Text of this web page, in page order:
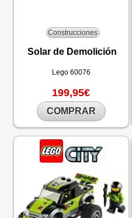
Construcciones
Solar de Demolición
Lego 60076
199,95€
COMPRAR